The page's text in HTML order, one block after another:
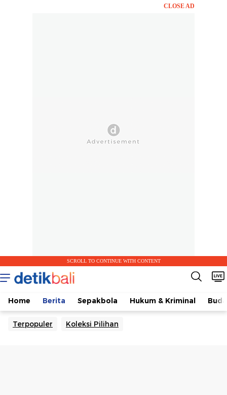
CLOSE AD
SCROLL TO CONTINUE WITH CONTENT
Home Berita Sepakbola Hukum & Kriminal
Terpopuler Koleksi Pilihan